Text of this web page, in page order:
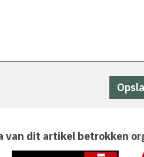
van dit artikel betrokken